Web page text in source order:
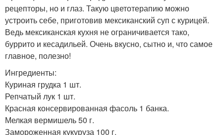
рецепторы, но и глаз. Такую цветотерапию можно
устроить себе, приготовив мексиканский суп с курицей.
Ведь мексиканская кухня не ограничивается тако,
буррито и кесадильей. Очень вкусно, сытно и, что самое
главное, полезно!
Ингредиенты:
Куриная грудка 1 шт.
Репчатый лук 1 шт.
Красная консервированная фасоль 1 банка.
Мелкая вермишель 50 г.
Замороженная кукуруза 100 г.